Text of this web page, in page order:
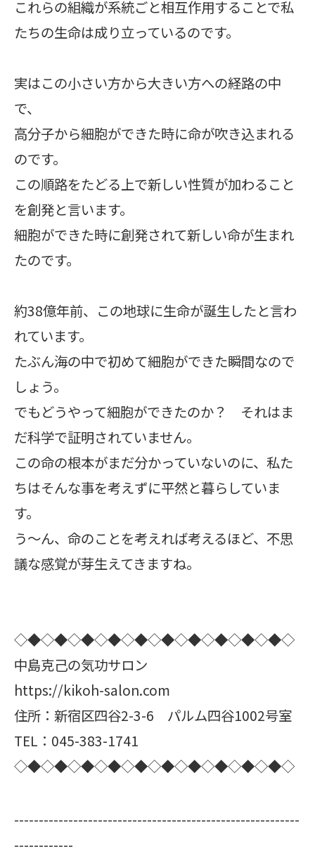
これらの組織が系統ごと相互作用することで私
たちの生命は成り立っているのです。
実はこの小さい方から大きい方への経路の中
で、
高分子から細胞ができた時に命が吹き込まれる
のです。
この順路をたどる上で新しい性質が加わること
を創発と言います。
細胞ができた時に創発されて新しい命が生まれ
たのです。
約38億年前、この地球に生命が誕生したと言わ
れています。
たぶん海の中で初めて細胞ができた瞬間なので
しょう。
でもどうやって細胞ができたのか？ それはま
だ科学で証明されていません。
この命の根本がまだ分かっていないのに、私た
ちはそんな事を考えずに平然と暮らしていま
す。
う～ん、命のことを考えれば考えるほど、不思
議な感覚が芽生えてきますね。
◇◆◇◆◇◆◇◆◇◆◇◆◇◆◇◆◇◆◇◆◇
中島克己の気功サロン
https://kikoh-salon.com
住所：新宿区四谷2-3-6 パルム四谷1002号室
TEL：045-383-1741
◇◆◇◆◇◆◇◆◇◆◇◆◇◆◇◆◇◆◇◆◇
----------------------------------------------------------
------------